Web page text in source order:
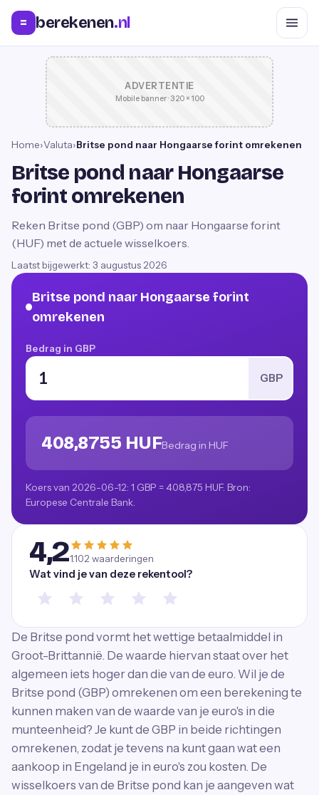
= berekenen.nl
ADVERTENTIE
Mobile banner · 320 × 100
Home›Valuta›Britse pond naar Hongaarse forint omrekenen
Britse pond naar Hongaarse
forint omrekenen
Reken Britse pond (GBP) om naar Hongaarse forint
(HUF) met de actuele wisselkoers.
Laatst bijgewerkt: 3 augustus 2026
Britse pond naar Hongaarse forint
omrekenen
Bedrag in GBP
GBP
408,8755 HUFBedrag in HUF
Koers van 2026-06-12: 1 GBP = 408,875 HUF. Bron:
Europese Centrale Bank.
4,21.102 waarderingen
Wat vind je van deze rekentool?
De Britse pond vormt het wettige betaalmiddel in
Groot-Brittannië. De waarde hiervan staat over het
algemeen iets hoger dan die van de euro. Wil je de
Britse pond (GBP) omrekenen om een berekening te
kunnen maken van de waarde van je euro's in die
munteenheid? Je kunt de GBP in beide richtingen
omrekenen, zodat je tevens na kunt gaan wat een
aankoop in Engeland je in euro's zou kosten. De
wisselkoers van de Britse pond kan je aangeven wat